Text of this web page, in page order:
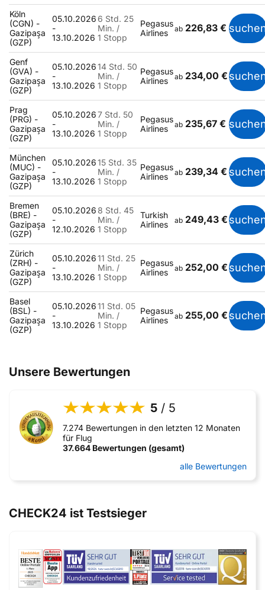
Köln
(CGN) -
Gazipaşa
(GZP)
05.10.2026
-
13.10.2026
6 Std. 25
Min. /
1 Stopp
Pegasus
Airlines
ab 226,83 €
Genf
(GVA) -
Gazipaşa
(GZP)
05.10.2026
-
13.10.2026
14 Std. 50
Min. /
1 Stopp
Pegasus
Airlines
ab 234,00 €
Prag
(PRG) -
Gazipaşa
(GZP)
05.10.2026
-
13.10.2026
7 Std. 50
Min. /
1 Stopp
Pegasus
Airlines
ab 235,67 €
München
(MUC) -
Gazipaşa
(GZP)
05.10.2026
-
13.10.2026
15 Std. 35
Min. /
1 Stopp
Pegasus
Airlines
ab 239,34 €
Bremen
(BRE) -
Gazipaşa
(GZP)
05.10.2026
-
12.10.2026
8 Std. 45
Min. /
1 Stopp
Turkish
Airlines
ab 249,43 €
Zürich
(ZRH) -
Gazipaşa
(GZP)
05.10.2026
-
13.10.2026
11 Std. 25
Min. /
1 Stopp
Pegasus
Airlines
ab 252,00 €
Basel
(BSL) -
Gazipaşa
(GZP)
05.10.2026
-
13.10.2026
11 Std. 05
Min. /
1 Stopp
Pegasus
Airlines
ab 255,00 €
Unsere Bewertungen
5 / 5
7.274 Bewertungen in den letzten 12 Monaten
für Flug
37.664 Bewertungen (gesamt)
alle Bewertungen
CHECK24 ist Testsieger